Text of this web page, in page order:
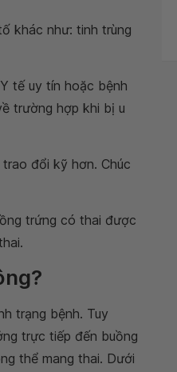
khác như: tinh trùng
tế uy tín hoặc bệnh
trường hợp khi bị u
đổi kỹ hơn. Chúc
trứng có thai được
trạng bệnh. Tuy
trực tiếp đến buồng
thể mang thai. Dưới